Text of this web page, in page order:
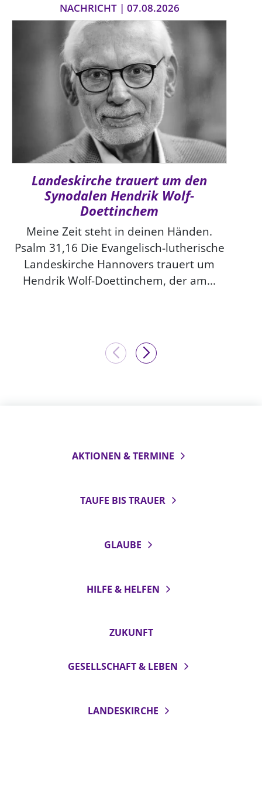
NACHRICHT | 07.08.2026
Landeskirche trauert um den
Synodalen Hendrik Wolf-
Doettinchem
Meine Zeit steht in deinen Händen.
Psalm 31,16 Die Evangelisch-lutherische
Landeskirche Hannovers trauert um
Hendrik Wolf-Doettinchem, der am...
AKTIONEN & TERMINE
TAUFE BIS TRAUER
GLAUBE
HILFE & HELFEN
ZUKUNFT
GESELLSCHAFT & LEBEN
LANDESKIRCHE